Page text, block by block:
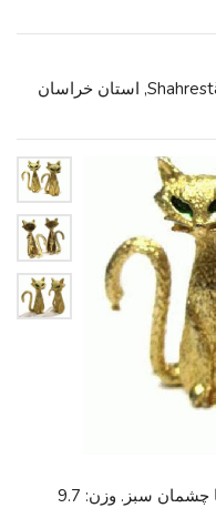
Shahrestān-e Torbat-e Ḩeydarīyeh, استان خراسان
سنجاق سینه حیوانات زن. 2 گربه طلا با چشمان سبز. وزن: 9.7